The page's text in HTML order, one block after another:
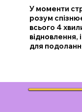
У моменти
розум
всього 4
відновлення,
для